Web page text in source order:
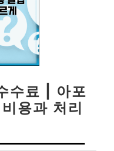
수료 | 아포
용과 처리